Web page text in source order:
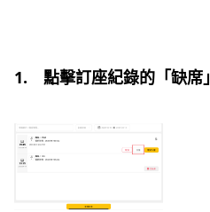
1. 點擊訂座紀錄的「缺席」